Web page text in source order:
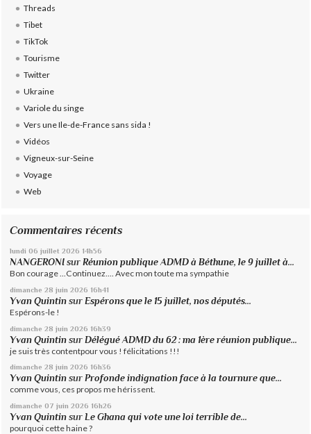
Threads
Tibet
TikTok
Tourisme
Twitter
Ukraine
Variole du singe
Vers une Ile-de-France sans sida !
Vidéos
Vigneux-sur-Seine
Voyage
Web
Commentaires récents
lundi 06 juillet 2026 14h56
NANGERONI surRéunion publique ADMD à Béthune, le 9 juillet à...
Bon courage ...Continuez.... Avec mon toute ma sympathie
dimanche 28 juin 2026 16h41
Yvan Quintin surEspérons que le 15 juillet, nos députés...
Espérons-le !
dimanche 28 juin 2026 16h39
Yvan Quintin surDélégué ADMD du 62 : ma 1ère réunion publique...
je suis très contentpour vous ! félicitations !!!
dimanche 28 juin 2026 16h36
Yvan Quintin surProfonde indignation face à la tournure que...
comme vous, ces propos me hérissent.
dimanche 07 juin 2026 16h26
Yvan Quintin sur Le Ghana qui vote une loi terrible de...
pourquoi cette haine ?